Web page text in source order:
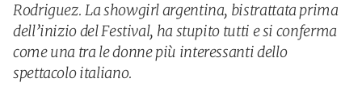
Rodriguez. La showgirl argentina, bistrattata prima
dell’inizio del Festival, ha stupito tutti e si conferma
come una tra le donne più interessanti dello
spettacolo italiano.